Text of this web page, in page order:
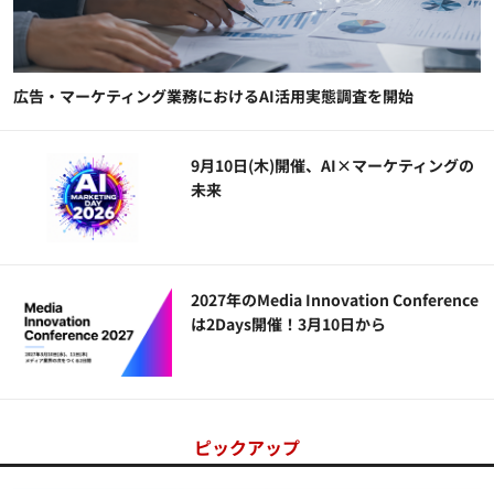
広告・マーケティング業務におけるAI活用実態調査を開始
9月10日(木)開催、AI×マーケティングの
未来
2027年のMedia Innovation Conference
は2Days開催！3月10日から
ピックアップ